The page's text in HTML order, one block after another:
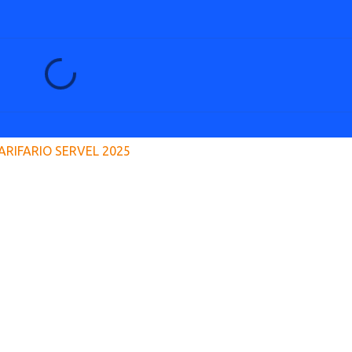
SERVEL 2025